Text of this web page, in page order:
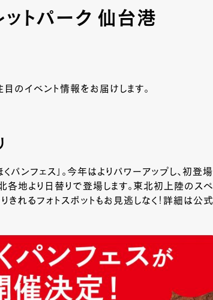
トパーク 仙台港
のイベント情報をお届けします。
ンフェス」。今年はよりパワーアップし、初登場
地より日替りで登場します。東北初上陸のスペ
れるフォトスポットもお見逃しなく！詳細は公式